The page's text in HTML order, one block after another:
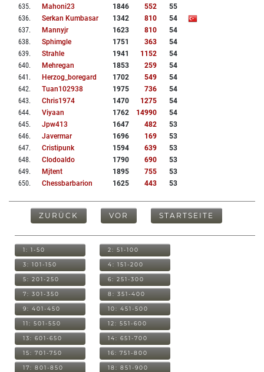
635. Mahoni23 1846 552
55
636. Serkan Kumbasar 1342 810
54
637. Mannyjr 1623 810
54
638. Sphimgle 1751 363
54
639. Strahle 1941 1152
54
640. Mehregan 1853 259
54
641 . Herzog_boregard 1702 549
54
642. Tuan102938 1975 736
54
643. Chris1974 1470 1275
54
644. Viyaan 1762 14990
54
645. Jpw413 1647 482
53
646. Javermar 1696 169
53
647. Cristipunk 1594 639
53
648. Clodoaldo 1790 690
53
649. Mjtent 1895 755
53
650. Chessbarbarion 1625 443 53
ZURÜCK VOR STARTSEITE
1: 1-50 2: 51-100
3: 101-150 4: 151-200
5: 201-250 6: 251-300
7: 301-350 8: 351-400
9: 401-450 10: 451-500
11: 501-550 12: 551-600
13: 601-650 14: 651-700
15: 701-750 16: 751-800
17: 801-850 18: 851-900